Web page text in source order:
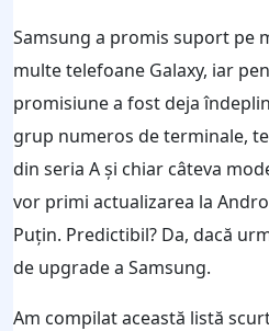
Samsung a promis suport pe
multe telefoane Galaxy, iar
promisiune a fost deja
grup numeros de terminale,
din seria A și chiar câteva
vor primi actualizarea la
Puțin. Predictibil? Da, dacă
de upgrade a Samsung.
Am compilat această listă